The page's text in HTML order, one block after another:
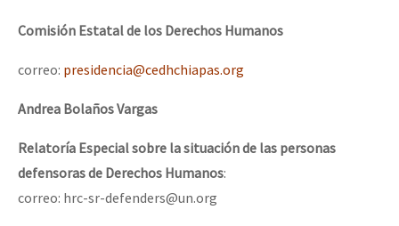
Comisión Estatal de los Derechos Humanos
correo: presidencia@cedhchiapas.org
Andrea Bolaños Vargas
Relatoría Especial sobre la situación de las personas
defensoras de Derechos Humanos:
correo: hrc-sr-defenders@un.org